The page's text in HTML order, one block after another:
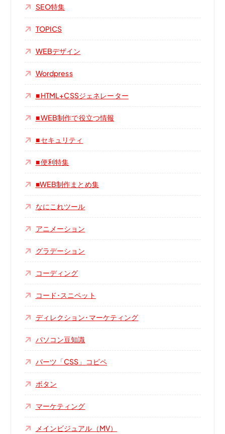
SEO特集
TOPICS
WEBデザイン
Wordpress
■ HTML+CSSジェネレーター
■ WEB制作で役立つ情報
■ セキュリティ
■ 便利特集
■WEB制作まとめ集
なにこれツール
アニメーション
グラデーション
コーディング
コード･スニペット
ディレクション･マーケティング
パソコン豆知識
パーツ「CSS」コピペ
ボタン
マーケティング
メインビジュアル（MV）